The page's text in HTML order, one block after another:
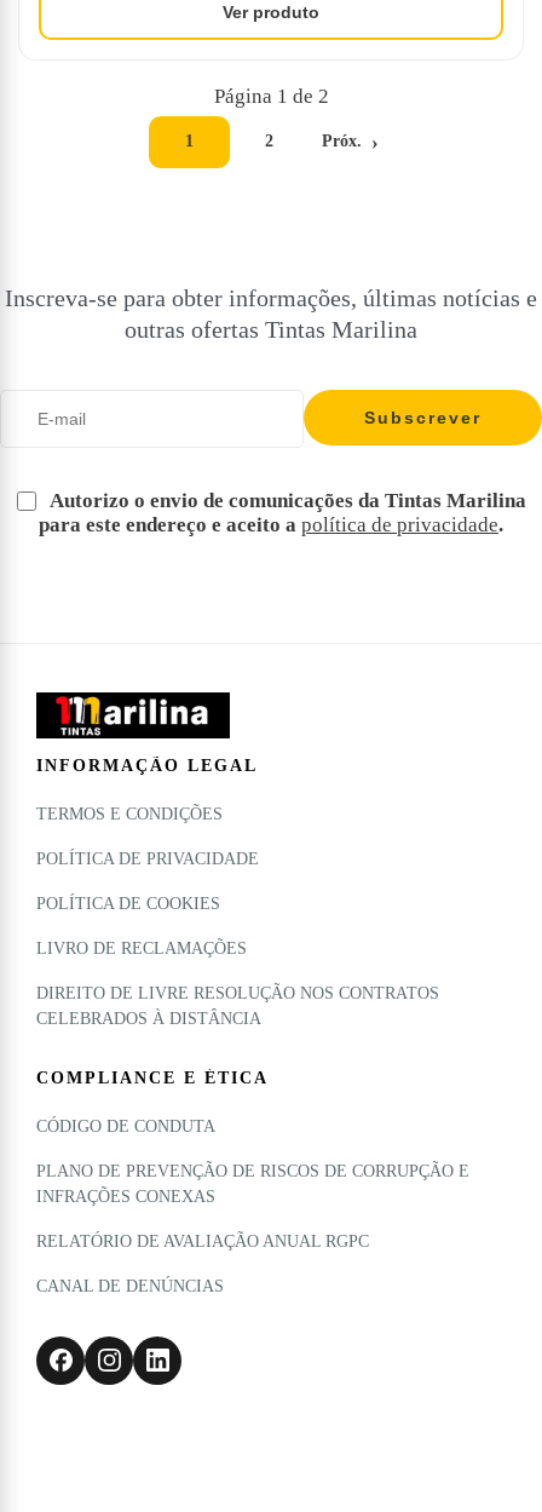
Página 1 de 2
1 2 Próx.
Inscreva-se para obter informações, últimas notícias e
outras ofertas Tintas Marilina
Autorizo o envio de comunicações da Tintas Marilina
para este endereço e aceito a política de privacidade.
INFORMAÇÃO LEGAL
TERMOS E CONDIÇÕES
POLÍTICA DE PRIVACIDADE
POLÍTICA DE COOKIES
LIVRO DE RECLAMAÇÕES
DIREITO DE LIVRE RESOLUÇÃO NOS CONTRATOS
CELEBRADOS À DISTÂNCIA
COMPLIANCE E ÉTICA
CÓDIGO DE CONDUTA
PLANO DE PREVENÇÃO DE RISCOS DE CORRUPÇÃO E
INFRAÇÕES CONEXAS
RELATÓRIO DE AVALIAÇÃO ANUAL RGPC
CANAL DE DENÚNCIAS